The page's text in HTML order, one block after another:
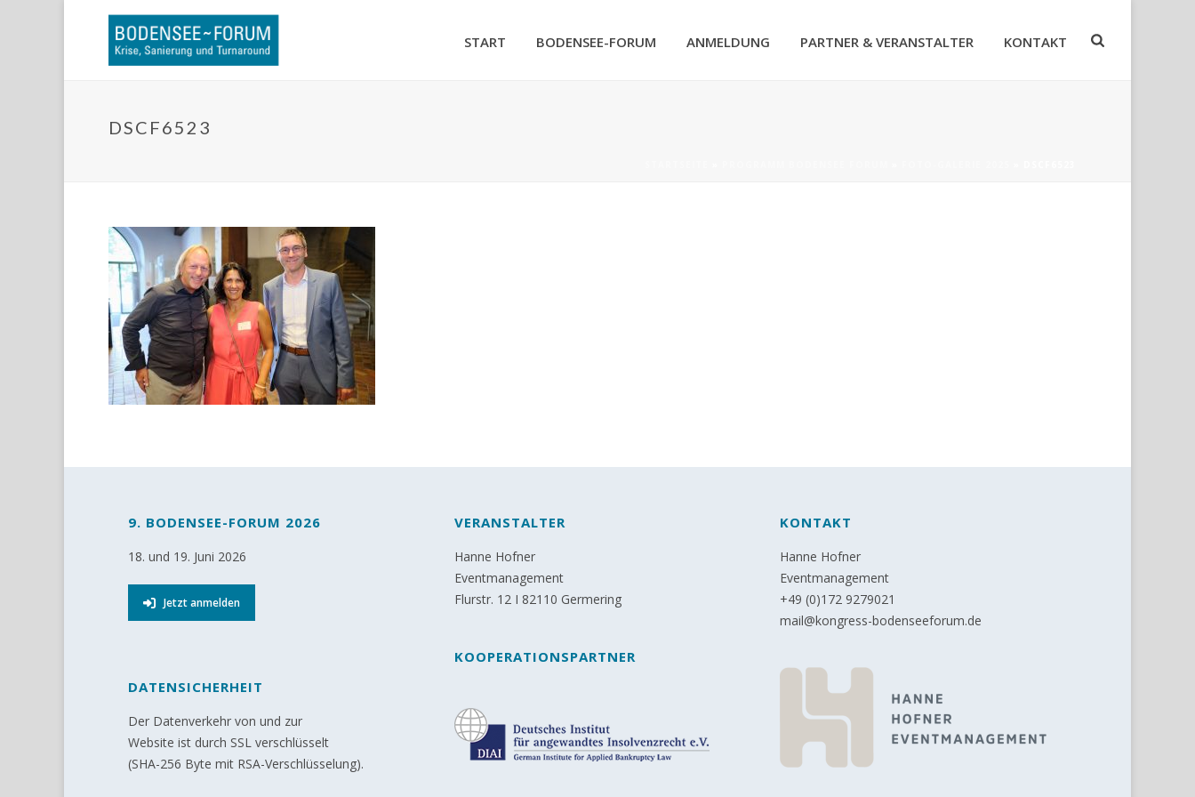
START BODENSEE-FORUM ANMELDUNG PARTNER & VERANSTALTER KONTAKT
DSCF6523
9. BODENSEE-FORUM 2026
18. und 19. Juni 2026
Jetzt anmelden
DATENSICHERHEIT
Der Datenverkehr von und zur
Website ist durch SSL verschlüsselt
(SHA-256 Byte mit RSA-Verschlüsselung).
VERANSTALTER
Hanne Hofner
Eventmanagement
Flurstr. 12 I 82110 Germering
KOOPERATIONSPARTNER
KONTAKT
Hanne Hofner
Eventmanagement
+49 (0)172 9279021
mail@kongress-bodenseeforum.de